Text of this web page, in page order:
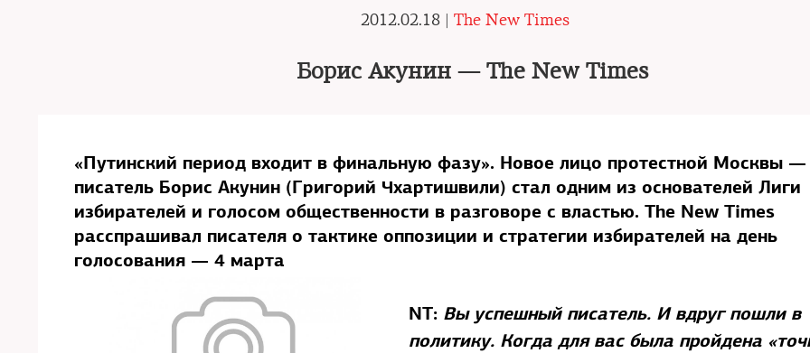
2012.02.18 | The New Times
Борис Акунин — The New Times
«Путинский период входит в финальную фазу». Новое лицо протестной Москвы —
писатель Борис Акунин (Григорий Чхартишвили) стал одним из основателей Лиги
избирателей и голосом общественности в разговоре с властью. The New Times
расспрашивал писателя о тактике оппозиции и стратегии избирателей на день
голосования — 4 марта
NT: Вы успешный писатель. И вдруг пошли в
политику. Когда для вас была пройдена